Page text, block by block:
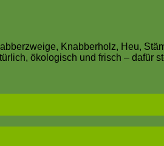
Knabberholz, Heu,
ökologisch und frisch – dafür